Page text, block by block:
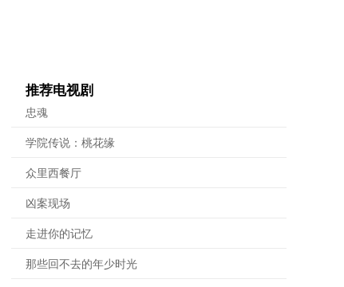
推荐电视剧
忠魂
学院传说：桃花缘
众里西餐厅
凶案现场
走进你的记忆
那些回不去的年少时光